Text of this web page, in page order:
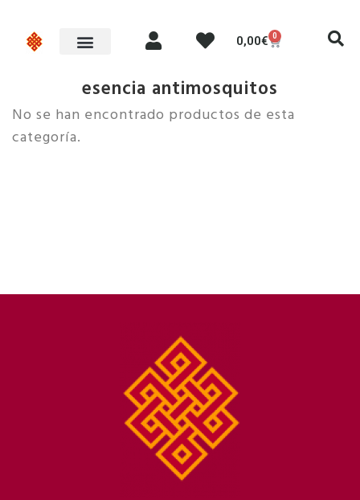
0,00€ 0
esencia antimosquitos
No se han encontrado productos de esta
categoría.